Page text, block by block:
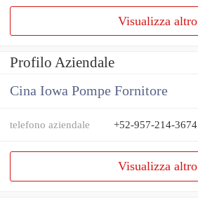
Visualizza altro
Profilo Aziendale
Cina Iowa Pompe Fornitore
telefono aziendale +52-957-214-3674
Visualizza altro